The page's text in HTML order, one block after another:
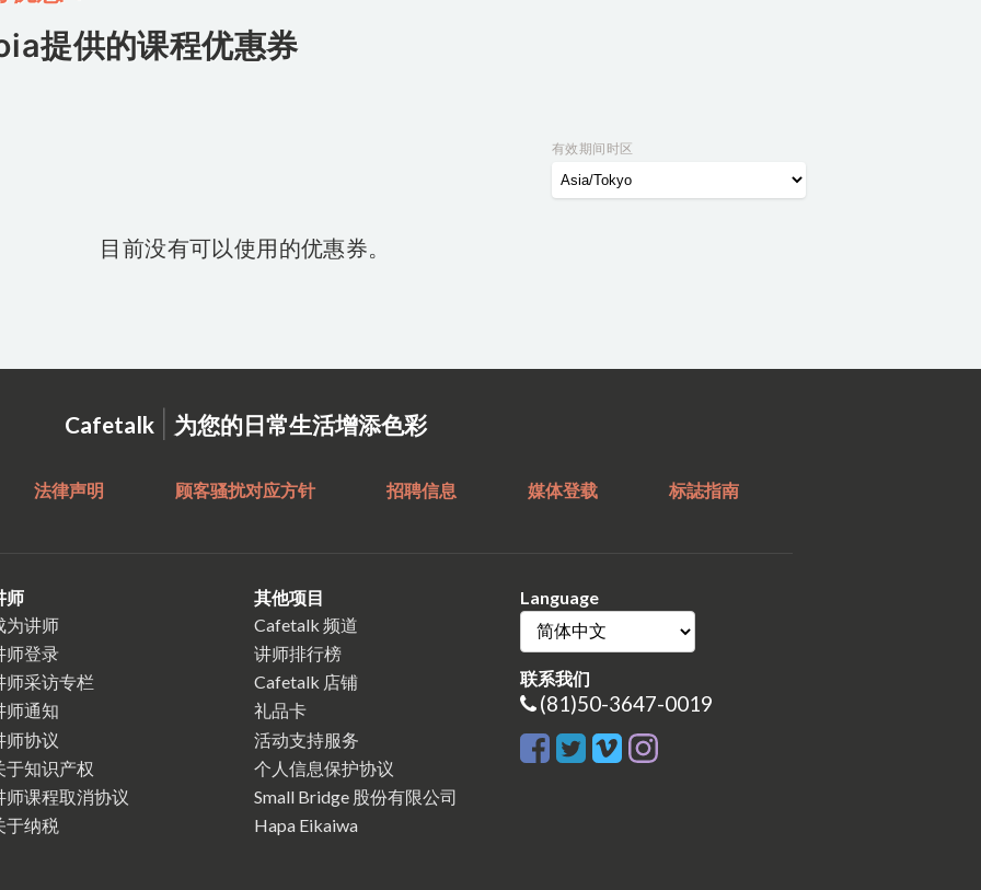
提供的课程优惠券
有效期间时区
目前没有可以使用的优惠券。
Cafetalk | 为您的日常生活增添色彩
法律声明 顾客骚扰对应方针 招聘信息 媒体登载 标誌指南
师
为讲师
师登录
师采访专栏
师通知
师协议
于知识产权
师课程取消协议
于纳税
其他项目
Cafetalk 频道
讲师排行榜
Cafetalk 店铺
礼品卡
活动支持服务
个人信息保护协议
Small Bridge 股份有限公司
Hapa Eikaiwa
Language
联系我们
(81)50-3647-0019